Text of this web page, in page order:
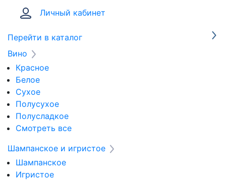
Личный кабинет
Перейти в каталог
Вино
Красное
Белое
Сухое
Полусухое
Полусладкое
Смотреть все
Шампанское и игристое
Шампанское
Игристое